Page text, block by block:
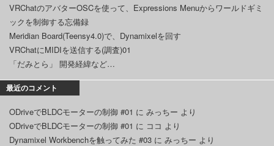
VRChatのアバターOSCを使って、Expressions Menuからワールドギミ
ックを制御する忘備録
Meridian Board(Teensy4.0)で、Dynamixelを回す
VRChatにMIDIを送信する(調査)01
「だみとら」 開発経緯など…
最近のコメント
ODriveでBLDCモーターの制御 #01 に みっちー より
ODriveでBLDCモーターの制御 #01 に ココ より
Dynamixel Workbenchを触ってみた #03 に みっちー より